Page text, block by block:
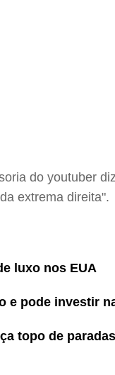
do youtuber
extrema direita".
luxo nos EUA
e pode investir
topo de paradas